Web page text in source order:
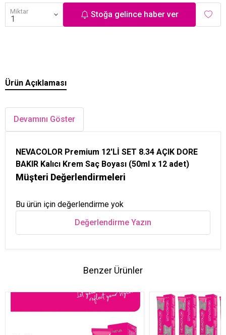
Miktar Stoğa gelince haber ver
Ürün Açıklaması
Devamını Göster
NEVACOLOR Premium 12'Lİ SET 8.34 AÇIK DORE
BAKIR Kalıcı Krem Saç Boyası (50ml x 12 adet)
Müşteri Değerlendirmeleri
Bu ürün için değerlendirme yok
Değerlendirme Yazın
Benzer Ürünler